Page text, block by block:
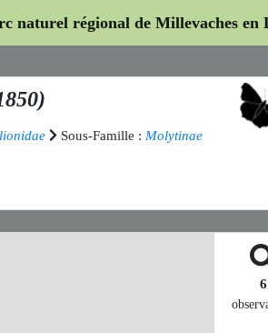
naturel régional de Millevaches en
Sous-Famille : Molytinae
6